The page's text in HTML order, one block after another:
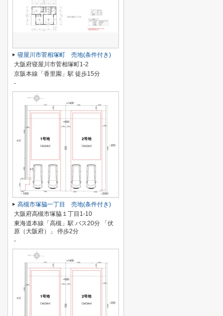
寝屋川市菅相塚町 売地(条件付き)
大阪府寝屋川市菅相塚町1-2
京阪本線「香里園」駅 徒歩15分
-
高槻市塚脇一丁目 売地(条件付き)
大阪府高槻市塚脇１丁目1-10
東海道本線「高槻」駅 バス20分 「伏
原（大阪府）」 停歩2分
-